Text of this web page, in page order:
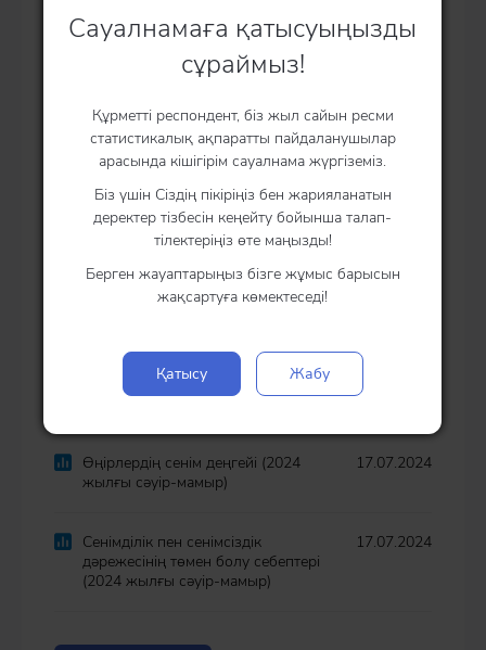
органдарына және сот жүйесіне
Халықтың құқық қорғау
органдарына және сот жүйесіне
сенімділік деңгейі ( қазан-қараша)
Халықтың құқық қорғау
органдарына және сот жүйесіне
сенімділік деңгейі ( 2025 жылғы
сәуір-мамыр)
17.07.2025
органдарына және сот жүйесіне
сенімділік деңгейі ( қазан-қараша
Өңірлердің сенім деңгейі (2024
жылғы сәуір-мамыр)
17.07.2024
Сенімділік пен сенімсіздік
дәрежесінің төмен болу себептері
(2024 жылғы сәуір-мамыр)
17.07.2024
Сауалнамаға қатысуыңызды
сұраймыз!
Құрметті респондент, біз жыл сайын ресми
статистикалық ақпаратты пайдаланушылар
арасында кішігірім сауалнама жүргіземіз.
Біз үшін Сіздің пікіріңіз бен жарияланатын
деректер тізбесін кеңейту бойынша талап-
тілектеріңіз өте маңызды!
Берген жауаптарыңыз бізге жұмыс барысын
жақсартуға көмектеседі!
Қатысу Жабу